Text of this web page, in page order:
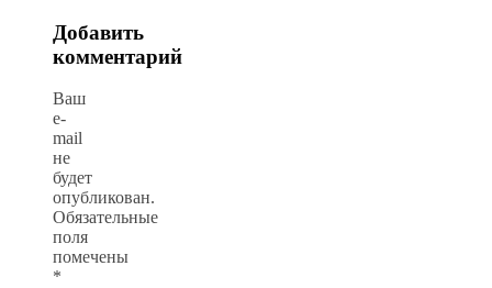
Добавить
комментарий
Ваш
e-
mail
не
будет
опубликован.
Обязательные
поля
помечены
*